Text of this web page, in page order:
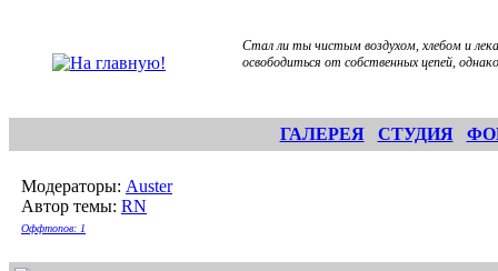
Стал ли ты чистым воздухом, хлебом и
освободиться от собственных цепей,
ГАЛЕРЕЯ СТУДИЯ
Модераторы: Auster
Автор темы: RN
Оффтопов: 1